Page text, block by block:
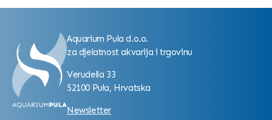
Aquarium Pula d.o.o.
za djelatnost akvarija i trgovinu
Verudella 33
52100 Pula, Hrvatska
Newsletter